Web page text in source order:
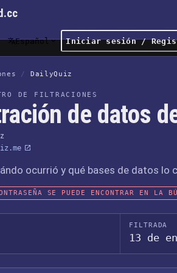
Español Iniciar sesión /
/ DailyQuiz
DE FILTRACIONES
de datos
ocurrió y qué bases de datos lo
SE PUEDE ENCONTRAR EN LA
FILTRADA
13 de